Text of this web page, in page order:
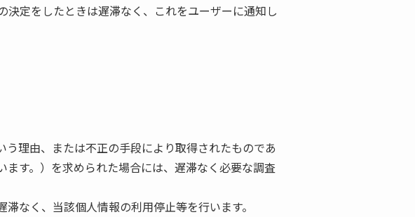
定をしたときは遅滞なく、これをユーザーに通知し
理由、または不正の手段により取得されたものであ
す。）を求められた場合には、遅滞なく必要な調査
なく、当該個人情報の利用停止等を行います。